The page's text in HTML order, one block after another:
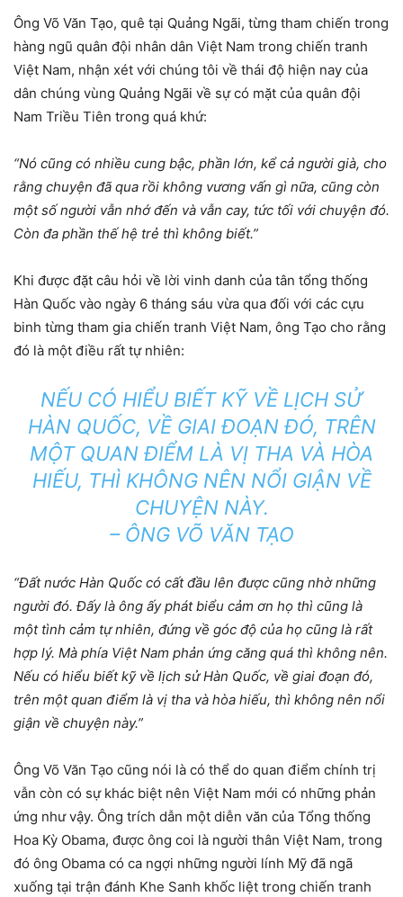
Ông Võ Văn Tạo, quê tại Quảng Ngãi, từng tham chiến trong
hàng ngũ quân đội nhân dân Việt Nam trong chiến tranh
Việt Nam, nhận xét với chúng tôi về thái độ hiện nay của
dân chúng vùng Quảng Ngãi về sự có mặt của quân đội
Nam Triều Tiên trong quá khứ:
“Nó cũng có nhiều cung bậc, phần lớn, kể cả người già, cho
rằng chuyện đã qua rồi không vương vấn gì nữa, cũng còn
một số người vẫn nhớ đến và vẫn cay, tức tối với chuyện đó.
Còn đa phần thế hệ trẻ thì không biết.”
Khi được đặt câu hỏi về lời vinh danh của tân tổng thống
Hàn Quốc vào ngày 6 tháng sáu vừa qua đối với các cựu
binh từng tham gia chiến tranh Việt Nam, ông Tạo cho rằng
đó là một điều rất tự nhiên:
NẾU CÓ HIỂU BIẾT KỸ VỀ LỊCH SỬ
HÀN QUỐC, VỀ GIAI ĐOẠN ĐÓ, TRÊN
MỘT QUAN ĐIỂM LÀ VỊ THA VÀ HÒA
HIẾU, THÌ KHÔNG NÊN NỔI GIẬN VỀ
CHUYỆN NÀY.
– ÔNG VÕ VĂN TẠO
“Đất nước Hàn Quốc có cất đầu lên được cũng nhờ những
người đó. Đấy là ông ấy phát biểu cảm ơn họ thì cũng là
một tình cảm tự nhiên, đứng về góc độ của họ cũng là rất
hợp lý. Mà phía Việt Nam phản ứng căng quá thì không nên.
Nếu có hiểu biết kỹ về lịch sử Hàn Quốc, về giai đoạn đó,
trên một quan điểm là vị tha và hòa hiếu, thì không nên nổi
giận về chuyện này.”
Ông Võ Văn Tạo cũng nói là có thể do quan điểm chính trị
vẫn còn có sự khác biệt nên Việt Nam mới có những phản
ứng như vậy. Ông trích dẫn một diễn văn của Tổng thống
Hoa Kỳ Obama, được ông coi là người thân Việt Nam, trong
đó ông Obama có ca ngợi những người lính Mỹ đã ngã
xuống tại trận đánh Khe Sanh khốc liệt trong chiến tranh